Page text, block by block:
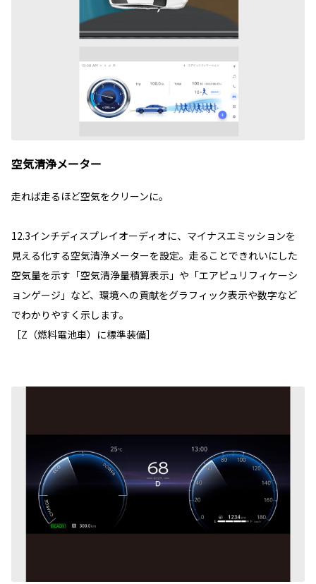
空気清浄メーター
走れば走るほど空気をクリーンに。
12.3インチディスプレイオーディオに、マイナスエミッションを
見える化する空気清浄メーターを設定。走ることできれいにした
空気量を示す「空気清浄量積算表示」や「エアピュリフィケーシ
ョンゲージ」など、環境への貢献をグラフィック表示や数字など
でわかりやすく示します。
［Z（燃料電池車）に標準装備］